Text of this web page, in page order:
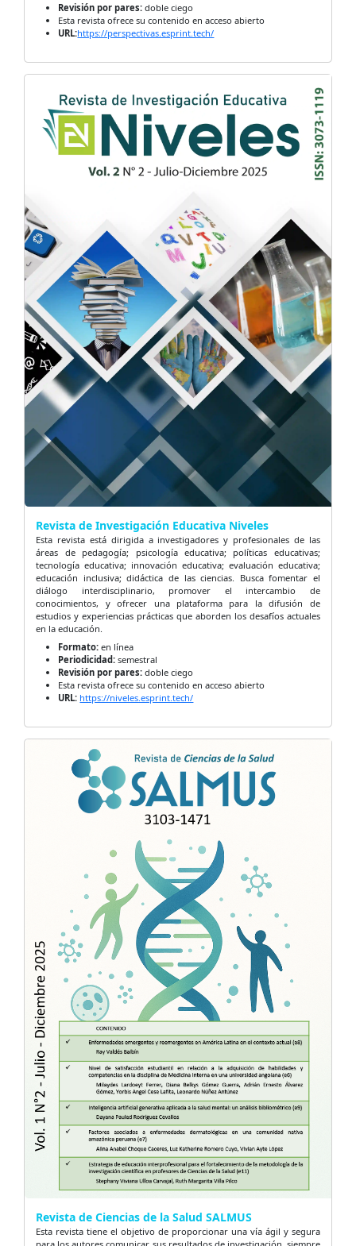
Revisión por pares: doble ciego
Esta revista ofrece su contenido en acceso abierto
URL:https://perspectivas.esprint.tech/
Revista de Investigación Educativa Niveles
Esta revista está dirigida a investigadores y profesionales de las
áreas de pedagogía; psicología educativa; políticas educativas;
tecnología educativa; innovación educativa; evaluación educativa;
educación inclusiva; didáctica de las ciencias. Busca fomentar el
diálogo interdisciplinario, promover el intercambio de
conocimientos, y ofrecer una plataforma para la difusión de
estudios y experiencias prácticas que aborden los desafíos actuales
en la educación.
Formato: en línea
Periodicidad: semestral
Revisión por pares: doble ciego
Esta revista ofrece su contenido en acceso abierto
URL: https://niveles.esprint.tech/
Revista de Ciencias de la Salud SALMUS
Esta revista tiene el objetivo de proporcionar una vía ágil y segura